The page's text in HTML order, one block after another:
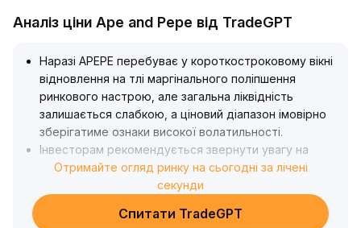
Аналіз ціни Ape and Pepe від TradeGPT
Наразі APEPE перебуває у короткостроковому вікні
відновлення на тлі маргінального поліпшення
ринкового настрою, але загальна ліквідність
залишається слабкою, а ціновий діапазон імовірно
зберігатиме ознаки високої волатильності.
Інвесторам рекомендується звернути увагу на
зміни обсягу торгів та обігу капіталу у діапазоні 0
00018, щоб уникнути ризику різких коливань ціни
через концентровану ліквідність.
Отримайте огляд ринку на сьогодні за лічені
секунди
Спитати TradeGPT